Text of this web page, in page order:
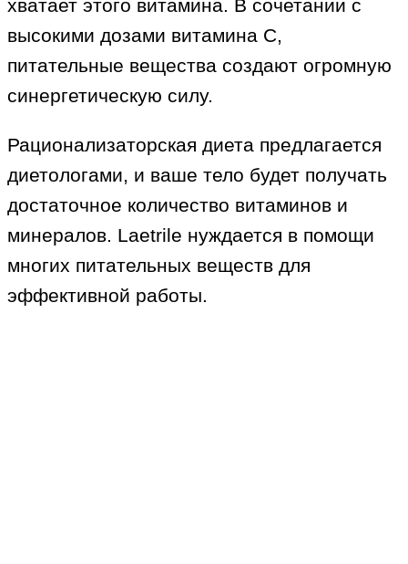
хватает этого витамина. В сочетании с
высокими дозами витамина С,
питательные вещества создают огромную
синергетическую силу.
Рационализаторская диета предлагается
диетологами, и ваше тело будет получать
достаточное количество витаминов и
минералов. Laetrile нуждается в помощи
многих питательных веществ для
эффективной работы.